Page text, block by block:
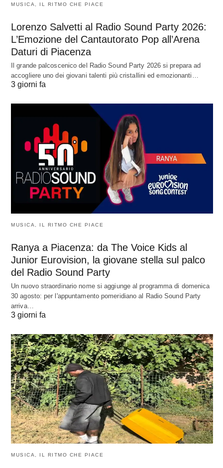
MUSICA, IL RITMO CHE PIACE
Lorenzo Salvetti al Radio Sound Party 2026:
L’Emozione del Cantautorato Pop all’Arena
Daturi di Piacenza
Il grande palcoscenico del Radio Sound Party 2026 si prepara ad
accogliere uno dei giovani talenti più cristallini ed emozionanti…
3 giorni fa
MUSICA, IL RITMO CHE PIACE
Ranya a Piacenza: da The Voice Kids al
Junior Eurovision, la giovane stella sul palco
del Radio Sound Party
Un nuovo straordinario nome si aggiunge al programma di domenica
30 agosto: per l'appuntamento pomeridiano al Radio Sound Party
arriva…
3 giorni fa
MUSICA, IL RITMO CHE PIACE